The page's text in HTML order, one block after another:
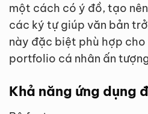
một cách có ý đồ, tạo
các ký tự giúp văn bản
này đặc biệt phù hợp
portfolio cá nhân ấn
Khả năng ứng dụng